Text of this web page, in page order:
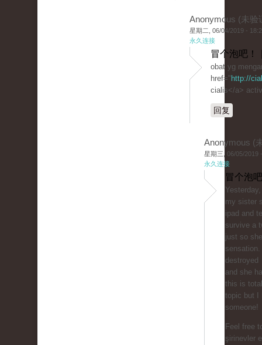
Anonymous (未验
星期二, 06/04/2019 -
永久连接
冒个泡吧！
obat yg
href=" http://
cialis</a>
回复
Anonymous (
星期三, 06/05/2019
永久连接
冒个泡
my sister
ipad and
survive a
just so
destroyed
and she
this is
topic but I
someone!
Feel free
şirinevler